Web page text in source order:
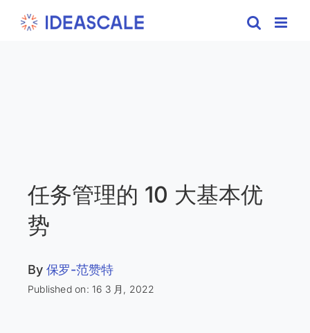
任务管理的 10 大基本优
势
By 保罗-范赞特
Published on: 16 3 月, 2022